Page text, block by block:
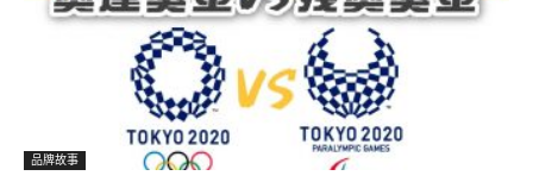
品牌故事